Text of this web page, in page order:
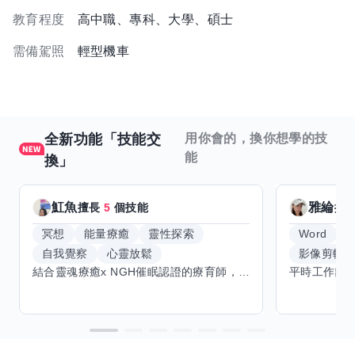
教育程度 高中職、專科、大學、碩士
需備駕照 輕型機車
全新功能「技能交
換」
用你會的，換你想學的技
能
魟魚擅長5 個技能
冥想 能量療癒
靈性探索
自我覺察
心靈放鬆
雅綸擅
Word
影像剪輯